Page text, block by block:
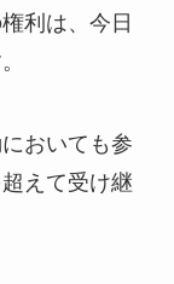
利は、今日
おいても参
えて受け継